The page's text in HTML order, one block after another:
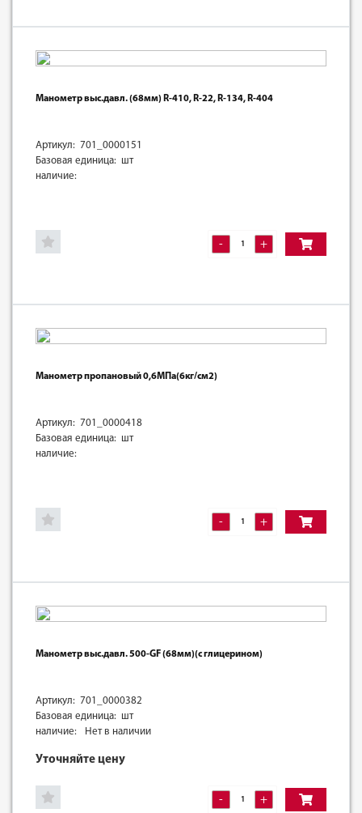
Манометр выс.давл. (68мм) R-410, R-22, R-134, R-404
Артикул: 701_0000151
Базовая единица: шт
наличие:
- +
Манометр пропановый 0,6МПа(6кг/см2)
Артикул: 701_0000418
Базовая единица: шт
наличие:
- +
Манометр выс.давл. 500-GF (68мм)(с глицерином)
Артикул: 701_0000382
Базовая единица: шт
наличие:
Нет в наличии
Уточняйте цену
- +